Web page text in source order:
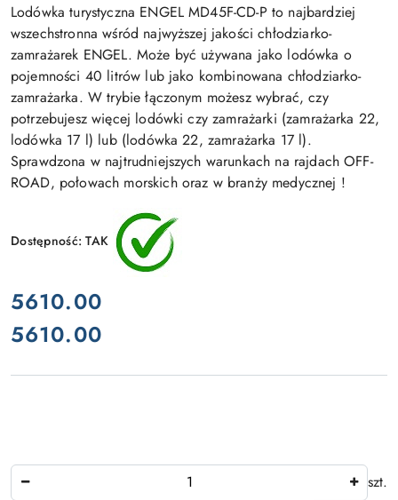
Lodówka turystyczna ENGEL MD45F-CD-P to najbardziej
wszechstronna wśród najwyższej jakości chłodziarko-
zamrażarek ENGEL. Może być używana jako lodówka o
pojemności 40 litrów lub jako kombinowana chłodziarko-
zamrażarka. W trybie łączonym możesz wybrać, czy
potrzebujesz więcej lodówki czy zamrażarki (zamrażarka 22,
lodówka 17 l) lub (lodówka 22, zamrażarka 17 l).
Sprawdzona w najtrudniejszych warunkach na rajdach OFF-
ROAD, połowach morskich oraz w branży medycznej !
Dostępność:TAK
cena:
5610.00
Cena:
5610.00
Ilość
szt.